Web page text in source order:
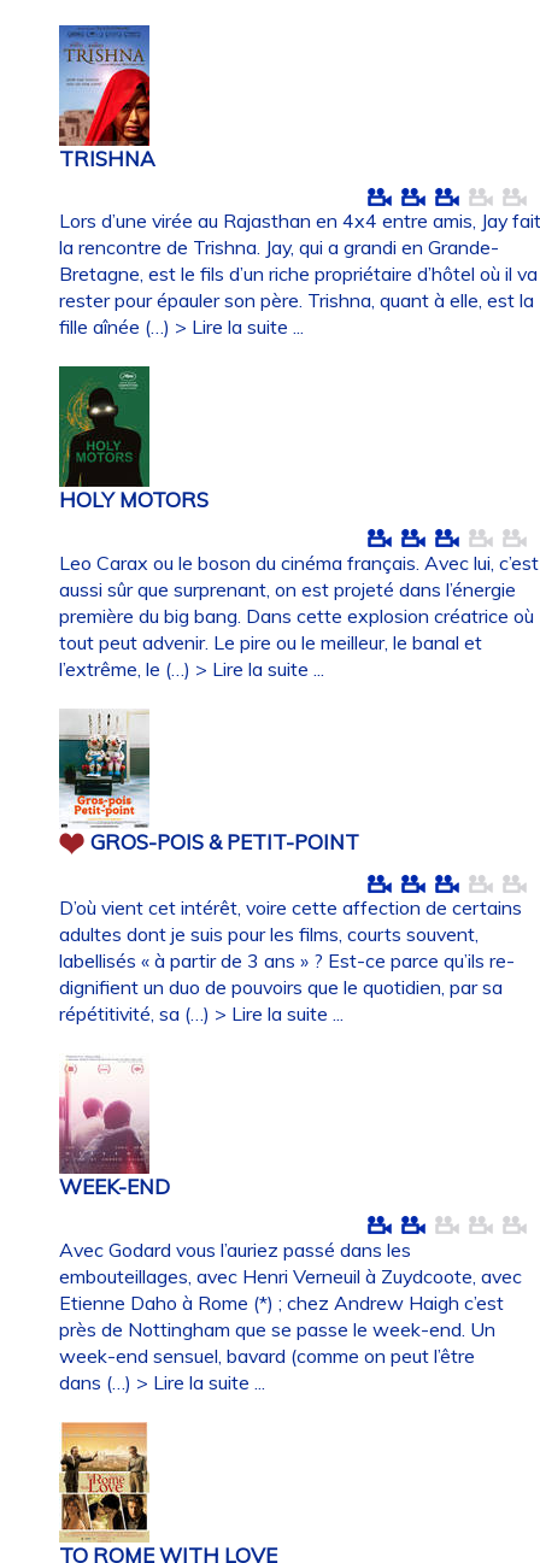
TRISHNA
Lors d’une virée au Rajasthan en 4x4 entre amis, Jay
la rencontre de Trishna. Jay, qui a grandi en Grande-
Bretagne, est le fils d’un riche propriétaire d’hôtel où il va
rester pour épauler son père. Trishna, quant à elle, est la
fille aînée (…) > Lire la suite ...
HOLY MOTORS
Leo Carax ou le boson du cinéma français. Avec lui, c’est
aussi sûr que surprenant, on est projeté dans l’énergie
première du big bang. Dans cette explosion créatrice où
tout peut advenir. Le pire ou le meilleur, le banal et
l’extrême, le (…) > Lire la suite ...
GROS-POIS & PETIT-POINT
D’où vient cet intérêt, voire cette affection de certains
adultes dont je suis pour les films, courts souvent,
labellisés « à partir de 3 ans » ? Est-ce parce qu’ils re-
dignifient un duo de pouvoirs que le quotidien, par sa
répétitivité, sa (…) > Lire la suite ...
WEEK-END
Avec Godard vous l’auriez passé dans les
embouteillages, avec Henri Verneuil à Zuydcoote, avec
Etienne Daho à Rome (*) ; chez Andrew Haigh c’est
près de Nottingham que se passe le week-end. Un
week-end sensuel, bavard (comme on peut l’être
dans (…) > Lire la suite ...
TO ROME WITH LOVE